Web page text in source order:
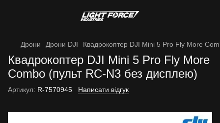
Дрони Дрони DJI Квадрокоптер DJI Mini 5 Pro Fly More
Квадрокоптер DJI Mini 5 Pro Fly More
Combo (пульт RC-N3 без дисплею)
Артикул: R-7570945 Написати відгук